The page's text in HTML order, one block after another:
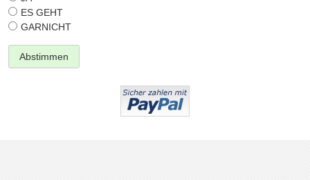
ES GEHT
GARNICHT
Abstimmen